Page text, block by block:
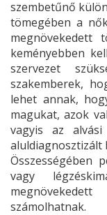
szembetűnő
tömegében a
keményebben
szervezet
szakemberek,
lehet annak,
magukat, azok
vagyis az
aluldiagnosztizált
vagy
számolhatnak.